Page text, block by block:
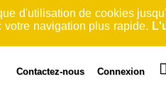
d'utilisation de cookies
navigation plus rapide.
Connexion
Contactez-nous